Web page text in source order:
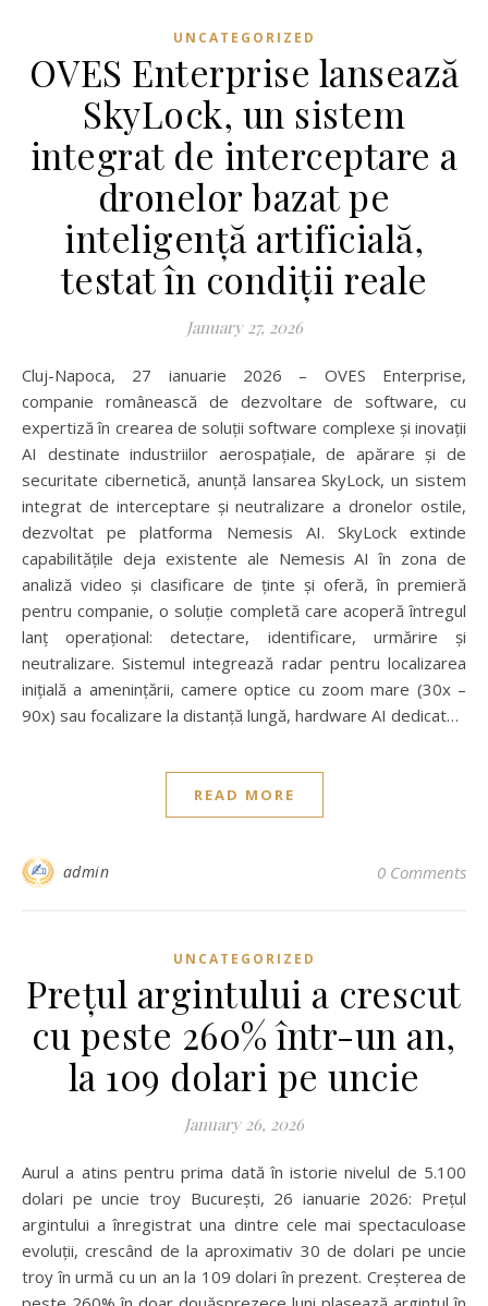
UNCATEGORIZED
OVES Enterprise lansează
SkyLock, un sistem
integrat de interceptare a
dronelor bazat pe
inteligență artificială,
testat în condiții reale
January 27, 2026
Cluj-Napoca, 27 ianuarie 2026 – OVES Enterprise,
companie românească de dezvoltare de software, cu
expertiză în crearea de soluții software complexe și inovații
AI destinate industriilor aerospațiale, de apărare și de
securitate cibernetică, anunță lansarea SkyLock, un sistem
integrat de interceptare și neutralizare a dronelor ostile,
dezvoltat pe platforma Nemesis AI. SkyLock extinde
capabilitățile deja existente ale Nemesis AI în zona de
analiză video și clasificare de ținte și oferă, în premieră
pentru companie, o soluție completă care acoperă întregul
lanț operațional: detectare, identificare, urmărire și
neutralizare. Sistemul integrează radar pentru localizarea
inițială a amenințării, camere optice cu zoom mare (30x –
90x) sau focalizare la distanță lungă, hardware AI dedicat…
READ MORE
admin 0 Comments
UNCATEGORIZED
Prețul argintului a crescut
cu peste 260% într-un an,
la 109 dolari pe uncie
January 26, 2026
Aurul a atins pentru prima dată în istorie nivelul de 5.100
dolari pe uncie troy București, 26 ianuarie 2026: Prețul
argintului a înregistrat una dintre cele mai spectaculoase
evoluții, crescând de la aproximativ 30 de dolari pe uncie
troy în urmă cu un an la 109 dolari în prezent. Creșterea de